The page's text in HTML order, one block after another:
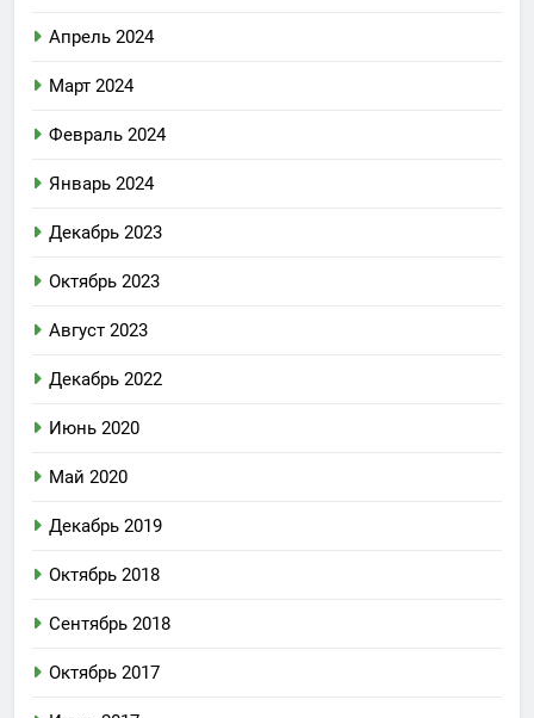
Апрель 2024
Март 2024
Февраль 2024
Январь 2024
Декабрь 2023
Октябрь 2023
Август 2023
Декабрь 2022
Июнь 2020
Май 2020
Декабрь 2019
Октябрь 2018
Сентябрь 2018
Октябрь 2017